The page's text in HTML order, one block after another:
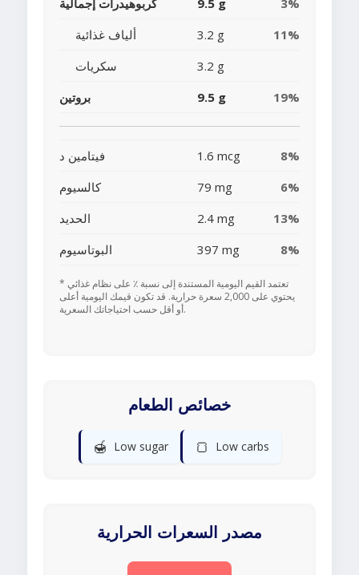
كربوهيدرات إجمالية 9.5 g
3%
ألياف غذائية
3.2 g
11%
سكريات
3.2 g
بروتين
9.5 g 19%
فيتامين د 1.6 mcg
8%
كالسيوم
79 mg
6%
الحديد
2.4 mg
13%
البوتاسيوم
397 mg 8%
* تعتمد القيم اليومية المستندة إلى نسبة ٪ على نظام غذائي
يحتوي على 2,000 سعرة حرارية. قد تكون قيمك اليومية أعلى
أو أقل حسب احتياجاتك السعرية.
خصائص الطعام
🍯 Low sugar 🍞 Low carbs
مصدر السعرات الحرارية